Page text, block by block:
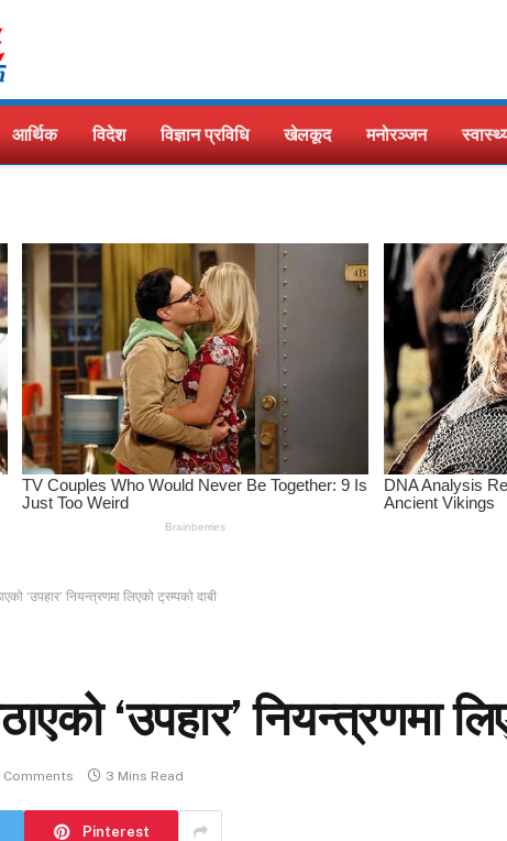
आर्थिक विदेश विज्ञान प्रविधि खेलकूद मनोरञ्जन
‘उपहार’ नियन्त्रणमा लिएको ट्रम्पको दाबी
‘उपहार’ नियन्त्रणमा
Comments 3 Mins Read
Pinterest